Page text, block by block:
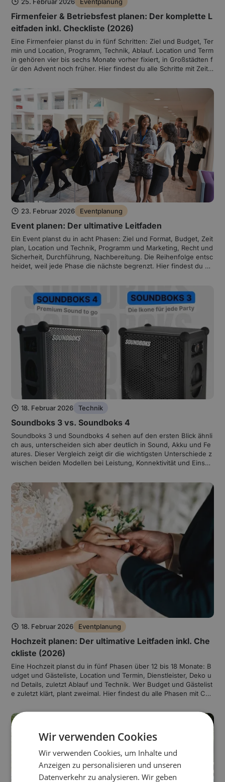
Firmenfeier & Betriebsfest planen: Der komplette L
eitfaden inkl. Checkliste (2026)
Eine Firmenfeier planst du in fünf Schritten: Ziel und Budget, Ter
min und Location, Programm, Technik, Ablauf. Location und Term
in gehören vier bis sechs Monate vorher fixiert, in Großstädten f
ür den Advent noch früher. Hier findest du alle Schritte mit Zeitpl
23. Februar 2026 Eventplanung
Event planen: Der ultimative Leitfaden
Ein Event planst du in acht Phasen: Ziel und Format, Budget, Zeit
plan, Location und Technik, Programm und Marketing, Recht und
Sicherheit, Durchführung, Nachbereitung. Die Reihenfolge entsc
heidet, weil jede Phase die nächste begrenzt. Hier findest du all
18. Februar 2026 Technik
Soundboks 3 vs. Soundboks 4
Soundboks 3 und Soundboks 4 sehen auf den ersten Blick ähnli
ch aus, unterscheiden sich aber deutlich in Sound, Akku und Fe
atures. Dieser Vergleich zeigt dir die wichtigsten Unterschiede z
wischen beiden Modellen bei Leistung, Konnektivität und Einsat
n Event zu wählen.
18. Februar 2026 Eventplanung
Hochzeit planen: Der ultimative Leitfaden inkl. Che
ckliste (2026)
Eine Hochzeit planst du in fünf Phasen über 12 bis 18 Monate: B
udget und Gästeliste, Location und Termin, Dienstleister, Deko u
nd Details, zuletzt Ablauf und Technik. Wer Budget und Gästelist
e zuletzt klärt, plant zweimal. Hier findest du alle Phasen mit Che
Wir verwenden Cookies
Wir verwenden Cookies, um Inhalte und
Anzeigen zu personalisieren und unseren
Datenverkehr zu analysieren. Wir geben